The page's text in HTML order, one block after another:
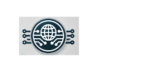
turinio